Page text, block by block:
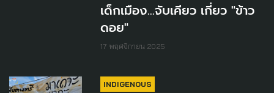
เด็กเมือง...จับเคียว เกี่ยว "ข้าว
ดอย"
17 พฤศจิกายน 2025
INDIGENOUS